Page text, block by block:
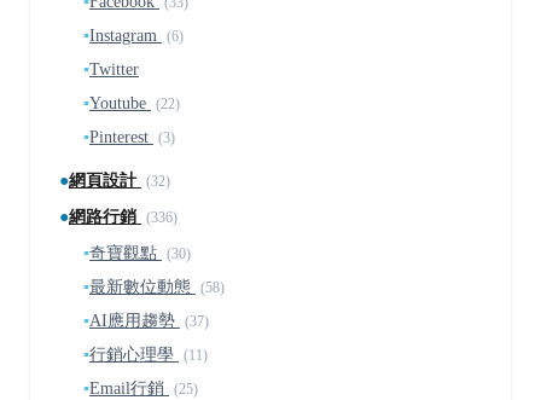
▪Instagram (6)
▪Twitter
▪Youtube (22)
▪Pinterest (3)
●網頁設計 (32)
●網路行銷 (336)
▪奇寶觀點 (30)
▪最新數位動態 (58)
▪AI應用趨勢 (37)
▪行銷心理學 (11)
▪Email行銷 (25)